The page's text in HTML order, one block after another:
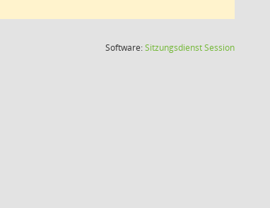
Software:SitzungsdienstSession(Wird in